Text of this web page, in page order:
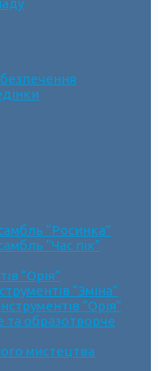
“Росинка”
“Час пік”
“Орія”
“Зміна”
“Орія”
образотворче
мистецтва